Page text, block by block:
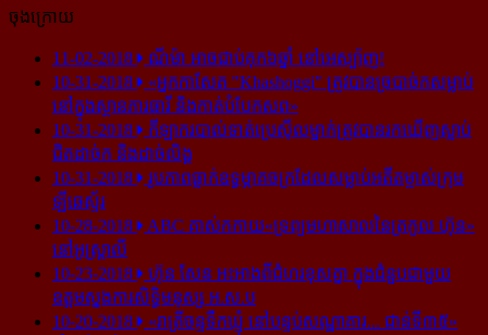
ចុងក្រោយ
11-02-2018
ណីម៉ា អាច​ជាប់​គុក​៦ឆ្នាំ នៅ​អេស្ប៉ាញ!
10-31-2018
«អ្នក​កាសែត "Khashoggi" ត្រូវ​បាន​ច្របាច់ក​សម្លាប់​
នៅ​ក្នុង​ស្ថាន​ភារធារី និង​កាត់​បំបែក​សព»
10-31-2018
កីឡាករ​បាល់ទាត់​ប្រេស៊ីល​ម្នាក់​ត្រូវ​បាន​រក​ឃើញ​ស្លាប់​
ជិត​ដាច់ក និង​ដាច់​លិង្គ
10-31-2018
រូបភាព​ធ្លាក់​ឧទ្ធម្ភាគចក្រ​ដែល​សម្លាប់​អតីត​ម្ចាស់​ក្រុម​
ឡីឆេស្ទ័រ
10-28-2018
ABC គាស់​កកាយ​«ទ្រព្យមហាសាល​នៃ​ត្រកូល ហ៊ុន»​
នៅ​អូស្ត្រាលី
10-23-2018
ហ៊ុន សែន អះអាង​ពី​ជំហរ​ខុស​គ្នា ក្នុង​ជំនួប​ជាមួយ​
ឧត្តម​ស្នងការ​សិទ្ធិ​មនុស្ស អ.ស.ប
10-20-2018
«រាត្រីចន្ទទឹកឃ្មុំ នៅបន្ទប់សណ្ឋាគារ... ជាន់ទី៣៥»